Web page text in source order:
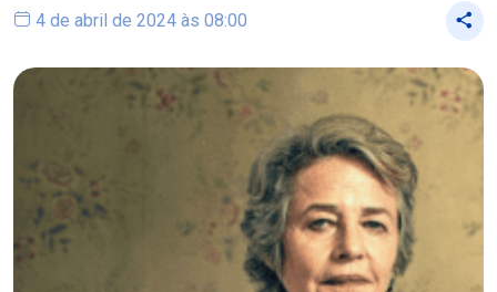
4 de abril de 2024 às 08:00